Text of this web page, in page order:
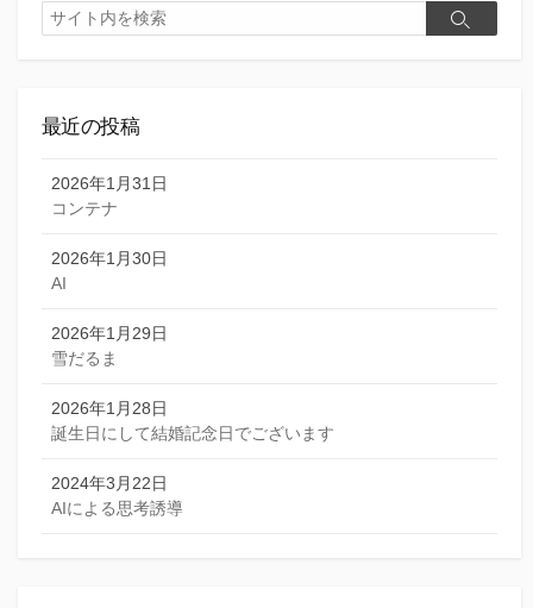
検
索
検
最近の投稿
2026年1月31日
コンテナ
2026年1月30日
AI
2026年1月29日
雪だるま
2026年1月28日
誕生日にして結婚記念日でございます
2024年3月22日
AIによる思考誘導